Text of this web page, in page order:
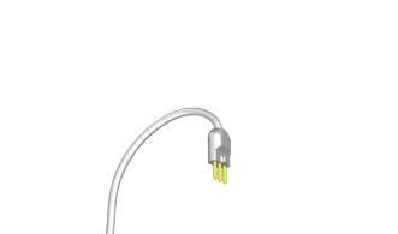
Signia hoortoestellenSignia Pure BCT IX
Hoortoestelbatterijen
Widex filters
Signia Active Mini IX - Oplaadbaar
De Signia Active Mini IX is het nieuwste